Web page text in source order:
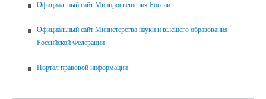
Официальный сайт Минпросвещения России
Официальный сайт Министерства науки и высшего образования
Российской Федерации
Портал правовой информации